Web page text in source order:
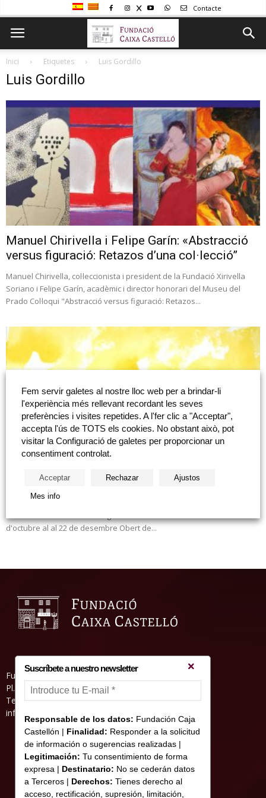
Contacte
Inici Etiquetes Luis Gordillo
Luis Gordillo
Manuel Chirivella i Felipe Garín: «Abstracció
versus figuració: Retazos d’una col·lecció”
Manuel Chirivella, col·leccionista i president de la Fundació Xirivella
Soriano i Felipe Garín, acadèmic i director honorari del Museu del
Prado Col·loqui "Abstracció versus figuració: Retazos...
d’col·lecció «Fundación Chirivella Soriano»
d'octubre al al 22 de desembre Obert de...
Fundació Caixa Castelló • Casa Abadía
Pl. de l’Herba, s/nº. 12001 Castelló de la Plana
Telèfon 964 232 551 • Fax 964 231 550
informacion@fundacioncajacastellon.es
Suscríbete a nuestro newsletter
Responsable de los datos: Fundación Caja
Castellón | Finalidad: Responder a la solicitud
de información o sugerencias realizadas |
Legitimación: Tu consentimiento de forma
expresa | Destinatario: No se cederán datos
a Terceros | Derechos: Tienes derecho al
acceso, rectificación, supresión, limitación,
Fem servir galetes al nostre lloc web per a brindar-li
l'experiència més rellevant recordant les seves
preferències i visites repetides. A l'fer clic a "Acceptar",
accepta l'ús de TOTS els cookies. No obstant això, pot
visitar la Configuració de galetes per proporcionar un
consentiment controlat.
Acceptar Rechazar Ajustos
Mes info